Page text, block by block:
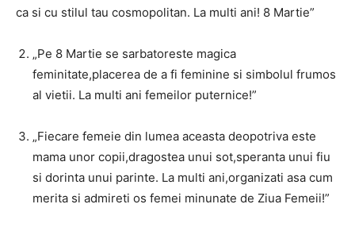
ca si cu stilul tau cosmopolitan. La multi ani! 8 Martie”
„Pe 8 Martie se sarbatoreste magica
feminitate,placerea de a fi feminine si simbolul frumos
al vietii. La multi ani femeilor puternice!”
„Fiecare femeie din lumea aceasta deopotriva este
mama unor copii,dragostea unui sot,speranta unui fiu
si dorinta unui parinte. La multi ani,organizati asa cum
merita si admireti os femei minunate de Ziua Femeii!”